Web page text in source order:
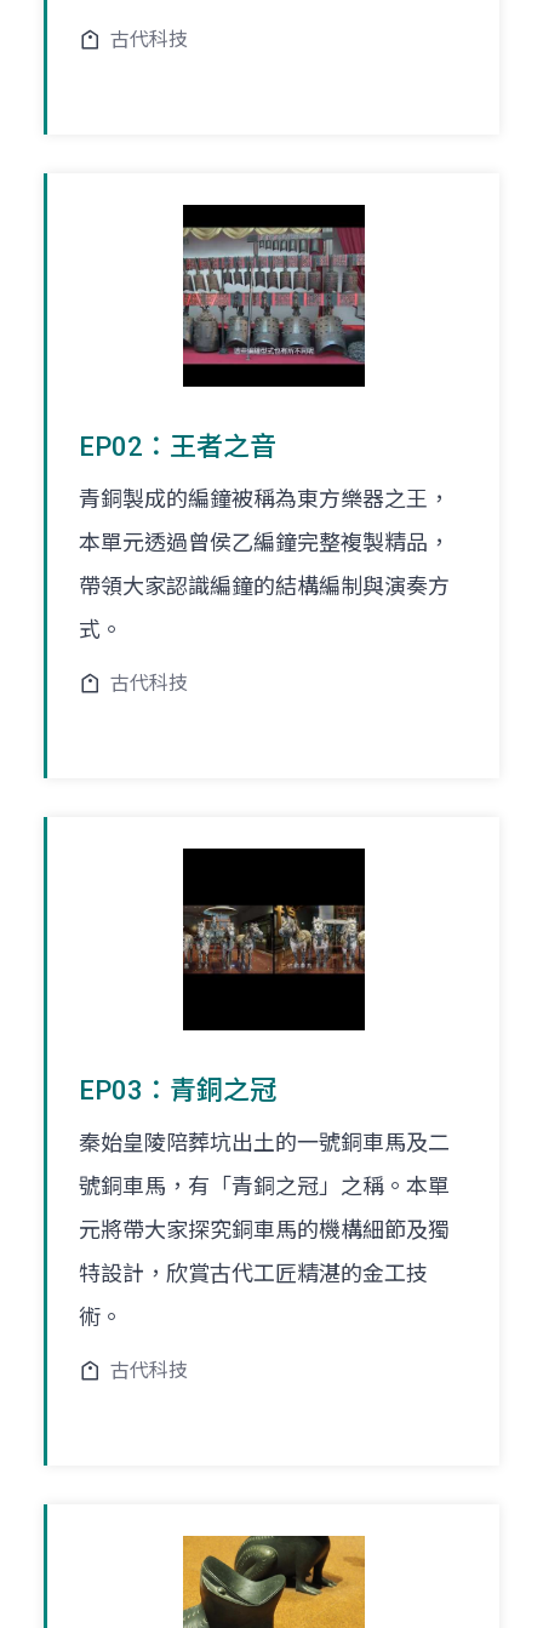
古代科技
EP02：王者之音
青銅製成的編鐘被稱為東方樂器之王，
本單元透過曾侯乙編鐘完整複製精品，
帶領大家認識編鐘的結構編制與演奏方
式。
古代科技
EP03：青銅之冠
秦始皇陵陪葬坑出土的一號銅車馬及二
號銅車馬，有「青銅之冠」之稱。本單
元將帶大家探究銅車馬的機構細節及獨
特設計，欣賞古代工匠精湛的金工技
術。
古代科技